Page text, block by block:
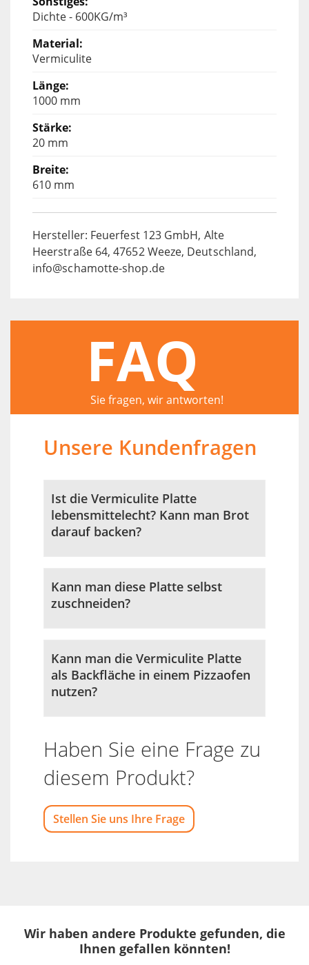
Dichte - 600KG/m³
Vermiculite
1000 mm
20 mm
610 mm
Hersteller: Feuerfest 123 GmbH, Alte
Heerstraße 64, 47652 Weeze, Deutschland,
info@schamotte-shop.de
FAQ
Sie fragen, wir antworten!
Unsere Kundenfragen
Ist die Vermiculite Platte
lebensmittelecht? Kann man Brot
darauf backen?
Kann man diese Platte selbst
zuschneiden?
Kann man die Vermiculite Platte
als Backfläche in einem Pizzaofen
nutzen?
Haben Sie eine Frage zu
diesem Produkt?
Stellen Sie uns Ihre Frage
Wir haben andere Produkte gefunden, die
Ihnen gefallen könnten!